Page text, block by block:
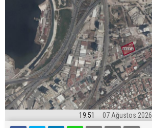
19:51 07 Ağustos 2026